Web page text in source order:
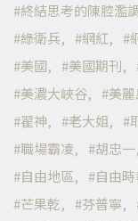
終結思考的陳腔濫
綠衛兵
網紅
美國
美國期刊
美濃大峽谷
美
翟神
老大姐
職場霸凌
胡忠一
自由地區
自由
芒果乾
芬普寧